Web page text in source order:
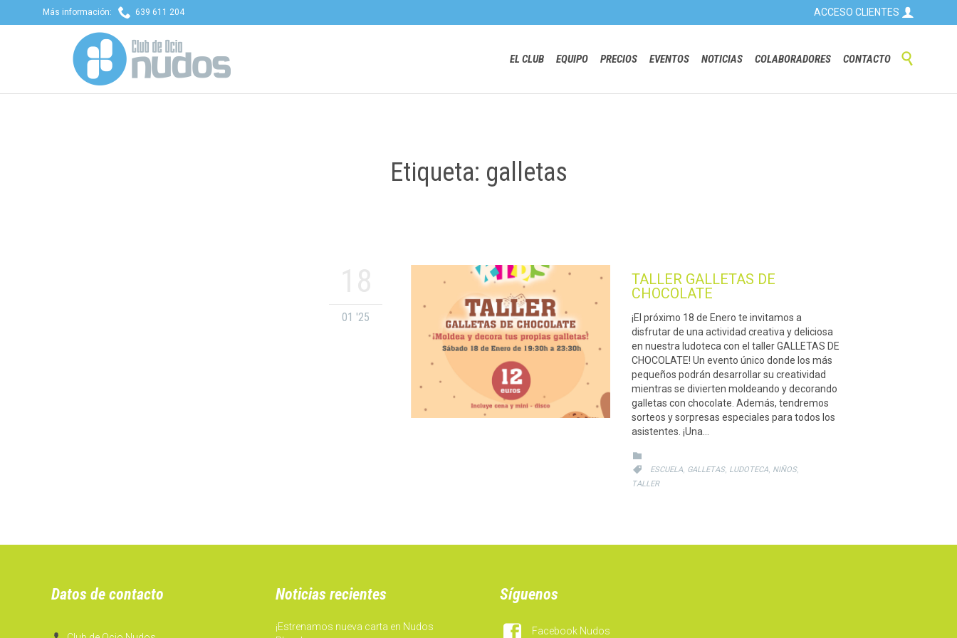
Más información:  639 611 204 ACCESO CLIENTES 
to
EL CLUB EQUIPO PRECIOS EVENTOS NOTICIAS COLABORADORES CONTACTO 
Etiqueta: galletas
01 '25
TALLER GALLETAS DE
CHOCOLATE
¡El próximo 18 de Enero te invitamos a
disfrutar de una actividad creativa y deliciosa
en nuestra ludoteca con el taller GALLETAS DE
CHOCOLATE! Un evento único donde los más
pequeños podrán desarrollar su creatividad
mientras se divierten moldeando y decorando
galletas con chocolate. Además, tendremos
sorteos y sorpresas especiales para todos los
asistentes. ¡Una…

 CATEGORY
ESCUELA, GALLETAS, LUDOTECA, NIÑOS,
TALLER
Datos de contacto Noticias recientes
¡Estrenamos nueva carta en Nudos
Síguenos
 Facebook Nudos